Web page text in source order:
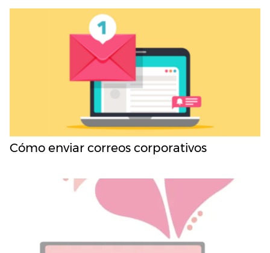
Cómo enviar correos corporativos